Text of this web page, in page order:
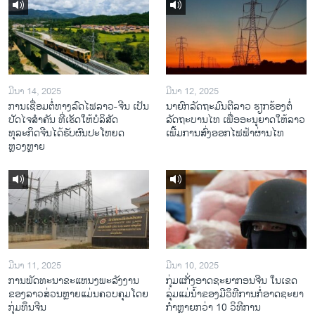
ພາສາຕ່າງໆ
ມີນາ 14, 2025
ການເຊື່ອມຕໍ່ທາງລົດໄຟລາວ-ຈີນ ເປັນ
ປັດໄຈສໍາຄັນ ທີ່ເຮັດໃຫ້ບໍລິສັດ
ທຸລະກິດຈີນໄດ້ຮັບຜົນປະໂຫຍດ
ຫຼວງຫຼາຍ
ມີນາ 12, 2025
ນາຍົກລັດຖະມົນຕີລາວ ຮຽກຮ້ອງຕໍ່
ລັດຖະບານໄທ ເພື່ອອະນຸຍາດໃຫ້ລາວ
ເພີ້ມການສົ່ງອອກໄຟຟ້າຜ່ານໄທ
ມີນາ 11, 2025
ການພັດທະນາຂະແຫນງພະລັງງານ
ຂອງລາວສ່ວນຫຼາຍແມ່ນຄວບຄຸມໂດຍ
ກຸ່ມທຶນຈີນ
ມີນາ 10, 2025
ກຸ່ມແກັ່ງອາດຊະຍາກອນຈີນ ໃນເຂດ
ລຸ່ມແມ່ນໍ້າຂອງມີວິທີການກໍ່ອາດຊະຍາ
ກຳຫຼາຍກວ່າ 10 ວິທີການ